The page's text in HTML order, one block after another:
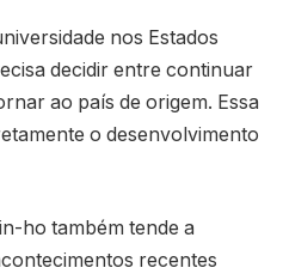
nos Estados
decidir entre continuar
ao país de origem. Essa
o desenvolvimento
ho também tende a
recentes